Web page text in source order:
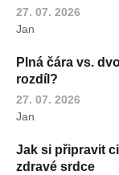
27. 07. 2026
Jan
Plná čára vs.
rozdíl?
27. 07. 2026
Jan
Jak si připravit
zdravé srdce